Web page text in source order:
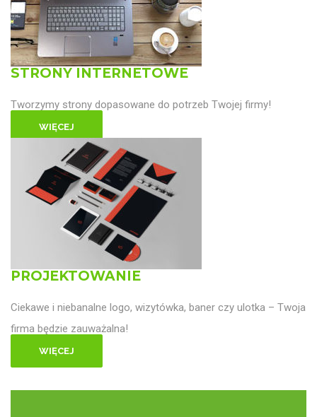
STRONY INTERNETOWE
Tworzymy strony dopasowane do potrzeb Twojej firmy!
WIĘCEJ
PROJEKTOWANIE
Ciekawe i niebanalne logo, wizytówka, baner czy ulotka – Twoja
firma będzie zauważalna!
WIĘCEJ